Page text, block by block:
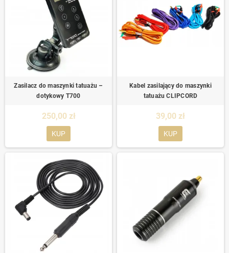
Zasilacz do maszynki tatuażu –
dotykowy T700
250,00 zł
KUP
Kabel zasilający do maszynki
tatuażu CLIPCORD
39,00 zł
KUP